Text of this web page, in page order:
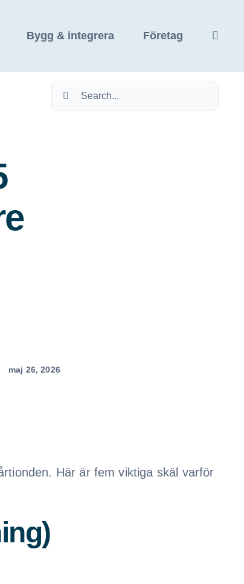
Bygg & integrera Företag
Sök
maj 26, 2026
Här är fem viktiga skäl varför